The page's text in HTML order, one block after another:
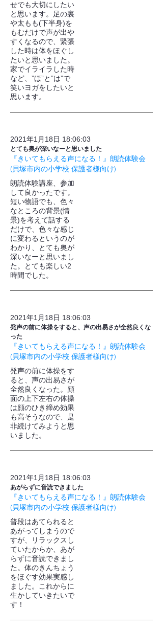
せでも大切にしたい
と思います。足の裏
や太もも(下半身)を
もむだけで声が出や
すくなるので、緊張
した時は体をほぐし
たいと思いました。
家でイライラした時
など、”ほ”と”は”で
笑いヨガをしたいと
思います。
2021年1月18日 18:06:03
とても奥が深いなーと思いました
『きいてもらえる声になる！』朗読体験会
(貝塚市内の小学校 保護者様向け)
朗読体験講座、参加
して良かったです。
短い物語でも、色々
なところの背景(情
景)を考えて話する
だけで、色々な感じ
に変わるというのが
わかり、とても奥が
深いなーと思いまし
た。とても楽しい2
時間でした。
2021年1月18日 18:06:03
発声の前に体操をすると、声の出易さが全然良くな
った
『きいてもらえる声になる！』朗読体験会
(貝塚市内の小学校 保護者様向け)
発声の前に体操をす
ると、声の出易さが
全然良くなった。顔
面の上下左右の体操
は顔のひき締め効果
も高そうなので、是
非続けてみようと思
いました。
2021年1月18日 18:06:03
あがらずに音読できました
『きいてもらえる声になる！』朗読体験会
(貝塚市内の小学校 保護者様向け)
普段はあてられると
あがってしまうので
すが、リラックスし
ていたからか、あが
らずに音読できまし
た。体のきんちょう
をほぐす効果実感し
ました。これからに
生かしていきたいで
す！